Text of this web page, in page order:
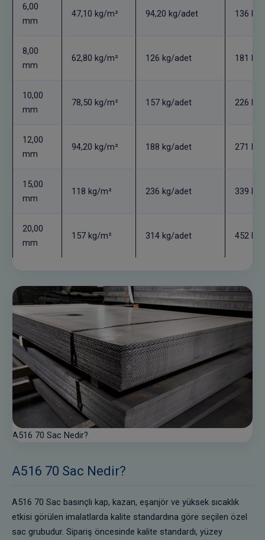
6,00
mm
47,10 kg/m² 94,20 kg/adet 136
8,00
mm
62,80 kg/m² 126 kg/adet 181
10,00
mm
78,50 kg/m² 157 kg/adet 226
12,00
mm
94,20 kg/m² 188 kg/adet 271
15,00
mm
118 kg/m² 236 kg/adet 339
20,00
mm
157 kg/m² 314 kg/adet 452
A516 70 Sac Nedir?
A516 70 Sac Nedir?
A516 70 Sac basınçlı kap, kazan, eşanjör ve yüksek sıcaklık
etkisi görülen imalatlarda kalite standardına göre seçilen özel
sac grubudur. Sipariş öncesinde kalite standardı, yüzey